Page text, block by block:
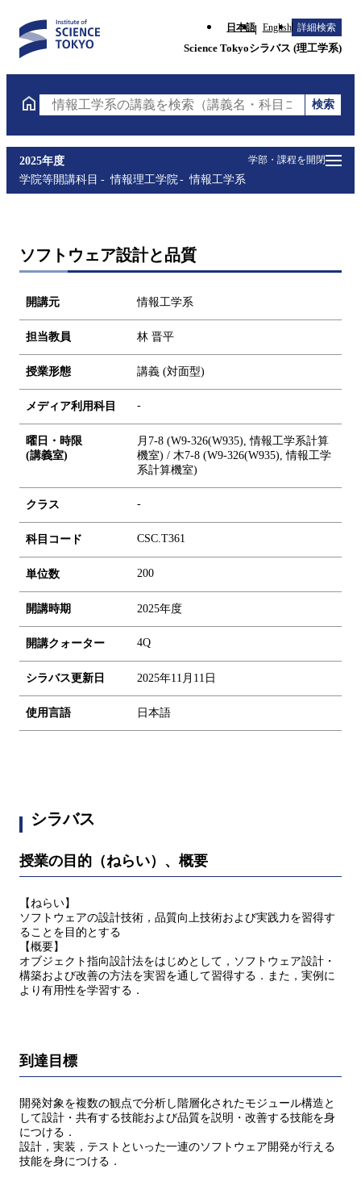
日本語 English 詳細検索
Science Tokyoシラバス (理工学系)
情報工学系の講義を検索（講義名・科目コード・担当
検索
学部・課程を開閉
2025年度
学院等開講科目
情報理工学院 情報工学系
ソフトウェア設計と品質
開講元 情報工学系
担当教員 林 晋平
授業形態 講義 (対面型)
メディア利用科目 -
曜日・時限
(講義室)
月7-8 (W9-326(W935), 情報工学系計算
機室) / 木7-8 (W9-326(W935), 情報工学
系計算機室)
クラス -
科目コード CSC.T361
単位数 200
開講時期 2025年度
開講クォーター 4Q
シラバス更新日 2025年11月11日
使用言語 日本語
シラバス
授業の目的（ねらい）、概要
【ねらい】
ソフトウェアの設計技術，品質向上技術および実践力を習得す
ることを目的とする
【概要】
オブジェクト指向設計法をはじめとして，ソフトウェア設計・
構築および改善の方法を実習を通して習得する．また，実例に
より有用性を学習する．
到達目標
開発対象を複数の観点で分析し階層化されたモジュール構造と
して設計・共有する技能および品質を説明・改善する技能を身
につける．
設計，実装，テストといった一連のソフトウェア開発が行える
技能を身につける．